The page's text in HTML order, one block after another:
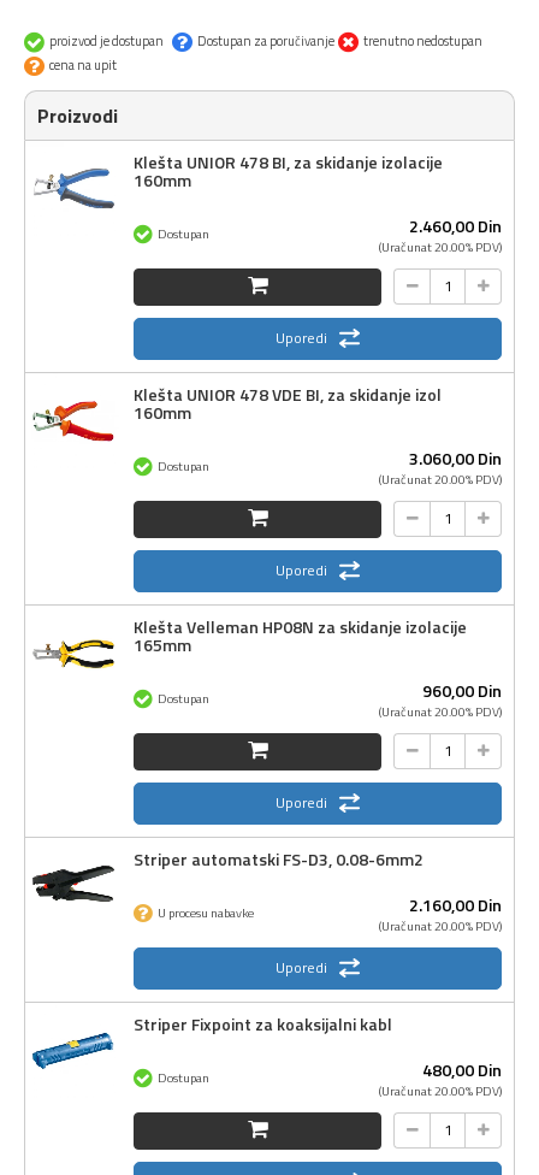
proizvod je dostupan Dostupan za poručivanje
trenutno nedostupan
cena na upit
Proizvodi
Klešta UNIOR 478 BI, za skidanje izolacije
160mm
2.460,00Din
(Uračunat 20.00% PDV)
Dostupan
Uporedi
Klešta UNIOR 478 VDE BI, za skidanje izol
160mm
3.060,00Din
(Uračunat 20.00% PDV)
Dostupan
Uporedi
Klešta Velleman HP08N za skidanje izolacije
165mm
960,00Din
(Uračunat 20.00% PDV)
Dostupan
Uporedi
Striper automatski FS-D3, 0.08-6mm2
2.160,00Din
(Uračunat 20.00% PDV)
U procesu nabavke
Uporedi
Striper Fixpoint za koaksijalni kabl
480,00Din
(Uračunat 20.00% PDV)
Dostupan